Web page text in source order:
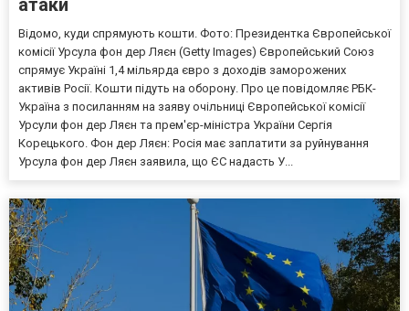
атаки
Відомо, куди спрямують кошти. Фото: Президентка Європейської
комісії Урсула фон дер Ляєн (Getty Images) Європейський Союз
спрямує Україні 1,4 мільярда євро з доходів заморожених
активів Росії. Кошти підуть на оборону. Про це повідомляє РБК-
Україна з посиланням на заяву очільниці Європейської комісії
Урсули фон дер Ляєн та прем'єр-міністра України Сергія
Корецького. Фон дер Ляєн: Росія має заплатити за руйнування
Урсула фон дер Ляєн заявила, що ЄС надасть У...